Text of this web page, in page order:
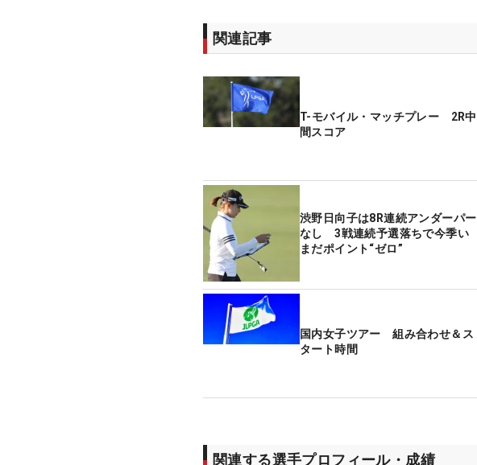
関連記事
T-モバイル・マッチプレー 2R中
間スコア
渋野日向子は8R連続アンダーパー
なし 3戦連続予選落ちで今季い
まだポイント“ゼロ”
国内女子ツアー 組み合わせ＆ス
タート時間
関連する選手プロフィール・成績